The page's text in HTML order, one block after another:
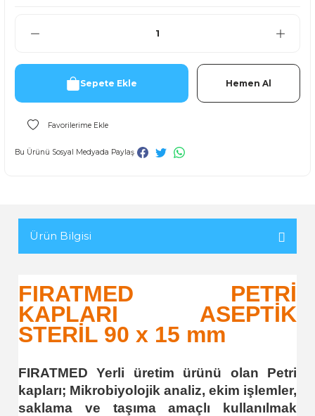
Sepete Ekle Hemen Al
Bu Ürünü Sosyal Medyada Paylaş
Ürün Bilgisi
FIRATMED PETRİ
KAPLARI ASEPTİK
STERİL 90 x 15 mm
FIRATMED Yerli üretim ürünü olan Petri
kapları; Mikrobiyolojik analiz, ekim işlemler,
saklama ve taşıma amaçlı kullanılmak